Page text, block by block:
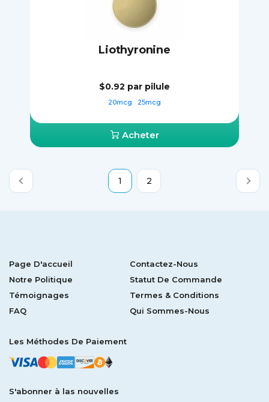
Liothyronine
$0.92 par pilule
20mcg 25mcg
Acheter
1 2
Page D'accueil
Contactez-Nous
Notre Politique
Statut De Commande
Témoignages
Termes & Conditions
FAQ
Qui Sommes-Nous
Les Méthodes De Paiement
S'abonner à las nouvelles